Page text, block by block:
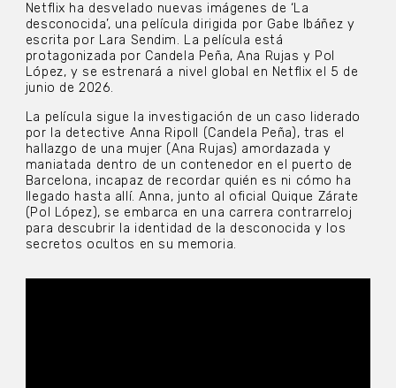
Netflix ha desvelado nuevas imágenes de ‘La
desconocida’, una película dirigida por Gabe Ibáñez y
escrita por Lara Sendim. La película está
protagonizada por Candela Peña, Ana Rujas y Pol
López, y se estrenará a nivel global en Netflix el 5 de
junio de 2026.
La película sigue la investigación de un caso liderado
por la detective Anna Ripoll (Candela Peña), tras el
hallazgo de una mujer (Ana Rujas) amordazada y
maniatada dentro de un contenedor en el puerto de
Barcelona, incapaz de recordar quién es ni cómo ha
llegado hasta allí. Anna, junto al oficial Quique Zárate
(Pol López), se embarca en una carrera contrarreloj
para descubrir la identidad de la desconocida y los
secretos ocultos en su memoria.